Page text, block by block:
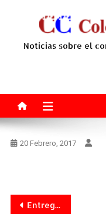
Noticias sobre el
20 Febrero, 2017
Navegación
Entregados los premios evaluamos a la innovación tecnológica 2016 en Colombia, al cumplir la décima tercera versión